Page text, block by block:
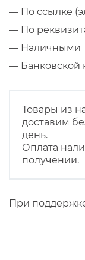
— По ссылке
— По
— Наличными
— Банковской
Товары из
доставим
день.
Оплата
получении.
При